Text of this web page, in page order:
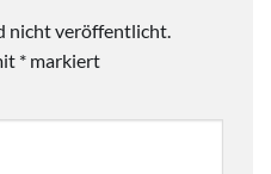
nicht veröffentlicht.
* markiert